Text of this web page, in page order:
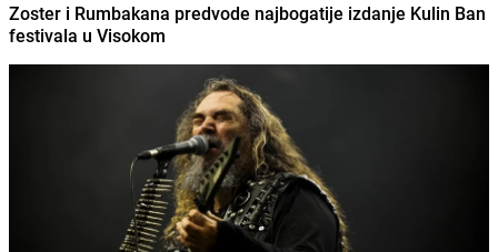
Zoster i Rumbakana predvode najbogatije izdanje Kulin Ban
festivala u Visokom